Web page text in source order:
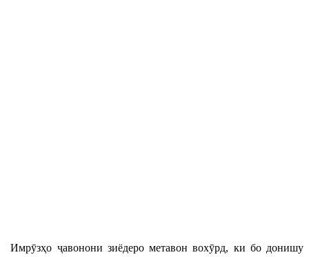
Имрӯзҳо ҷавонони зиёдеро метавон вохӯрд, ки бо донишу